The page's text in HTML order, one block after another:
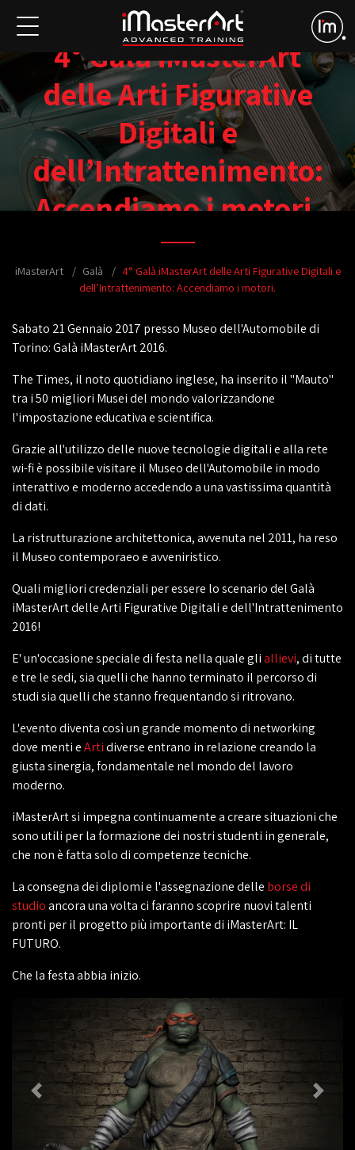
4° Galà iMasterArt
delle Arti Figurative
Digitali e
dell’Intrattenimento:
Accendiamo i motori.
iMasterArt Galà
4° Galà iMasterArt delle Arti Figurative Digitali e
dell’Intrattenimento: Accendiamo i motori.
Sabato 21 Gennaio 2017 presso Museo dell'Automobile di
Torino: Galà iMasterArt 2016.
The Times, il noto quotidiano inglese, ha inserito il "Mauto"
tra i 50 migliori Musei del mondo valorizzandone
l'impostazione educativa e scientifica.
Grazie all'utilizzo delle nuove tecnologie digitali e alla rete
wi-fi è possibile visitare il Museo dell'Automobile in modo
interattivo e moderno accedendo a una vastissima quantità
di dati.
La ristrutturazione architettonica, avvenuta nel 2011, ha reso
il Museo contemporaeo e avveniristico.
Quali migliori credenziali per essere lo scenario del Galà
iMasterArt delle Arti Figurative Digitali e dell'Intrattenimento
2016!
E' un'occasione speciale di festa nella quale gliallievi, di tutte
e tre le sedi, sia quelli che hanno terminato il percorso di
studi sia quelli che stanno frequentando si ritrovano.
L'evento diventa così un grande momento di networking
dove menti eArtidiverse entrano in relazione creando la
giusta sinergia, fondamentale nel mondo del lavoro
moderno.
iMasterArt si impegna continuamente a creare situazioni che
sono utili per la formazione dei nostri studenti in generale,
che non è fatta solo di competenze tecniche.
La consegna dei diplomi e l'assegnazione delle borse di
studioancora una volta ci faranno scoprire nuovi talenti
pronti per il progetto più importante di iMasterArt: IL
FUTURO.
Che la festa abbia inizio.